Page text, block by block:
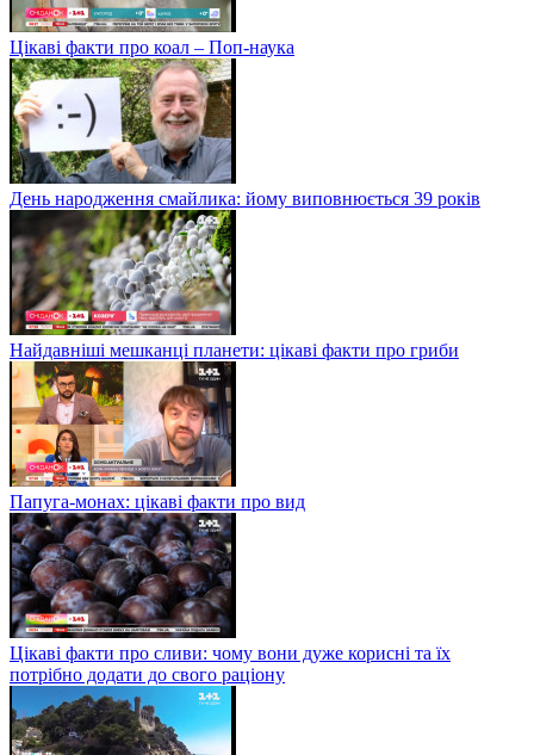
Цікаві факти про коал – Поп-наука
День народження смайлика: йому виповнюється 39 років
Найдавніші мешканці планети: цікаві факти про гриби
Папуга-монах: цікаві факти про вид
Цікаві факти про сливи: чому вони дуже корисні та їх
потрібно додати до свого раціону